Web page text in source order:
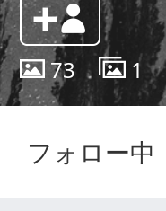
73 1
フォロー中